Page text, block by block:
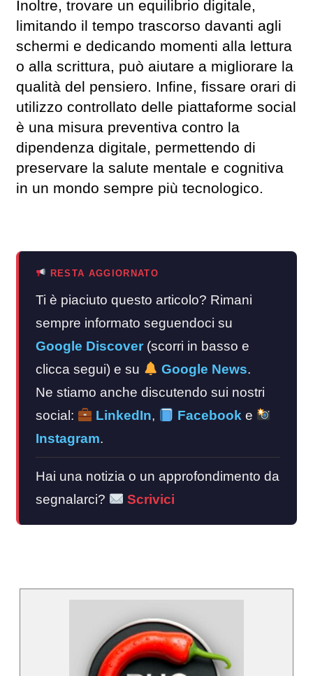
Inoltre, trovare un equilibrio digitale,
limitando il tempo trascorso davanti agli
schermi e dedicando momenti alla lettura
o alla scrittura, può aiutare a migliorare la
qualità del pensiero. Infine, fissare orari di
utilizzo controllato delle piattaforme social
è una misura preventiva contro la
dipendenza digitale, permettendo di
preservare la salute mentale e cognitiva
in un mondo sempre più tecnologico.
RESTA AGGIORNATO
Ti è piaciuto questo articolo? Rimani
sempre informato seguendoci su
Google Discover (scorri in basso e
clicca segui) e su
Google News.
Ne stiamo anche discutendo sui nostri
social:
LinkedIn, Facebook e
Instagram.
Hai una notizia o un approfondimento da
segnalarci?
Scrivici